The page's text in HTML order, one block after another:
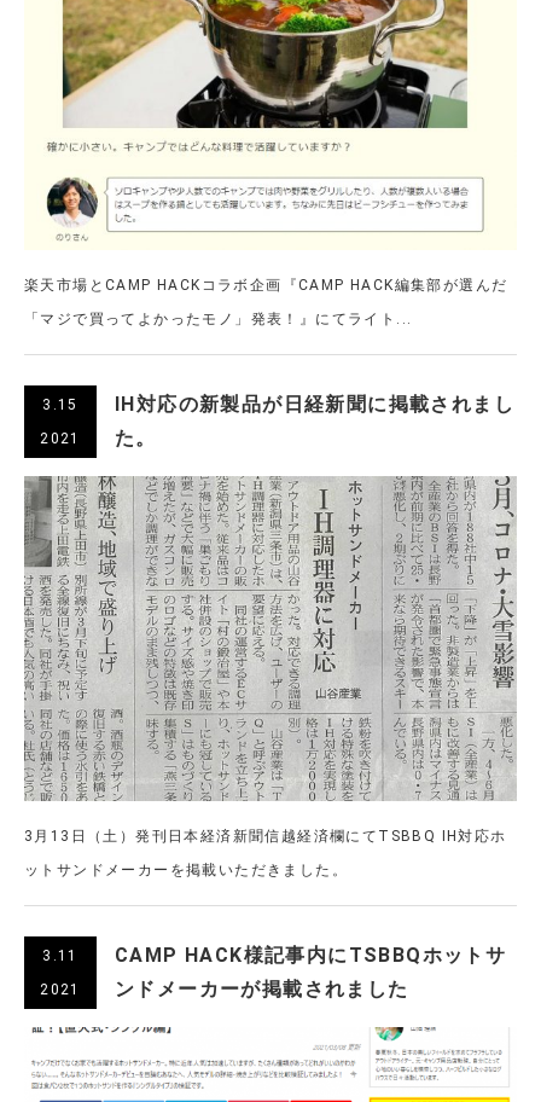
楽天市場とCAMP HACKコラボ企画『CAMP HACK編集部が選んだ
「マジで買ってよかったモノ」発表！』にてライト...
3.15
2021
IH対応の新製品が日経新聞に掲載されまし
た。
3月13日（土）発刊日本経済新聞信越経済欄にてTSBBQ IH対応ホ
ットサンドメーカーを掲載いただきました。
3.11
2021
CAMP HACK様記事内にTSBBQホットサ
ンドメーカーが掲載されました